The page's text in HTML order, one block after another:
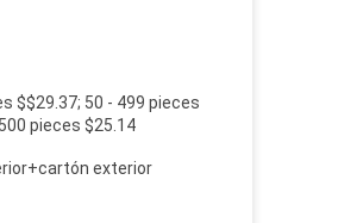
$$29.37; 50 - 499 pieces
pieces $25.14
exterior